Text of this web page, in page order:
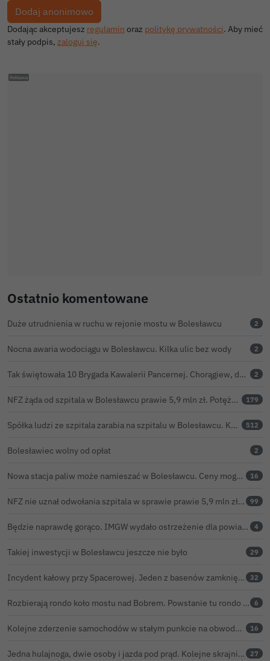
Ostatnio komentowane
Duże utrudnienia w ruchu w rejonie mostu w Bolesławcu 2
Nocna awaria wodociągu w Bolesławcu. Kilka ulic bez wody 2
Tak świętowała 10 Brygada Kawalerii Pancernej. Chorągiew, defilada i pokaz lotniczy 2
NFZ żąda od szpitala w Bolesławcu prawie 5,9 mln zł. Potężny cios po kontroli rozliczeń 179
Spółka ludzi ze szpitala zarabia na szpitalu w Bolesławcu. Kwoty pozostają tajne 512
Bolesławiec wolny od opłat 2
Nowa stacja paliw może namieszać w Bolesławcu. Ceny mogą być niższe nawet o 30 groszy na litrze 16
NFZ nie uznał odwołania szpitala w sprawie prawie 5,9 mln zł. Barczyk: rozważamy sąd 99
Będzie naprawdę gorąco. IMGW wydało ostrzeżenie dla powiatu bolesławieckiego 4
Takiej inwestycji w Bolesławcu jeszcze nie było 29
Incydent kałowy przy Spacerowej. Jeden z basenów zamknięty do odwołania 32
Rozbierają rondo koło mostu nad Bobrem. Powstanie tu rondo turbinowe 6
Kolejne zderzenie samochodów w stałym punkcie na obwodnicy Bolesławca 16
Jedna hulajnoga, dwie osoby i jazda pod prąd. Kolejne skrajnie nieodpowiedzialne zachowanie na ulicach Bolesławca 27
Dodając akceptujesz regulamin oraz politykę prywatności. Aby mieć
stały podpis, zaloguj się.